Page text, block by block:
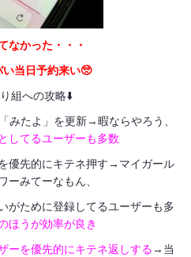
なかった・・・
当日予約来い🥺
組への攻略⬇️
みたよ」を更新→暇ならやろう、
してるユーザーも多数
優先的にキテネ押す→マイガール
ーみてーなもん、
がために登録してるユーザーも多
ほうが効率が良き
ーを優先的にキテネ返しする→当